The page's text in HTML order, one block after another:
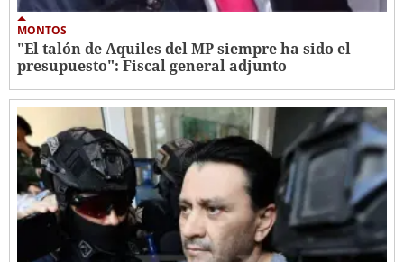
MONTOS
"El talón de Aquiles del MP siempre ha sido el
presupuesto": Fiscal general adjunto